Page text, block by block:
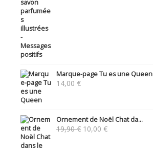
Marque-page Tu es une Queen
14,00 €
Ornement de Noël Chat da...
19,90€ Le
10,00 €Le